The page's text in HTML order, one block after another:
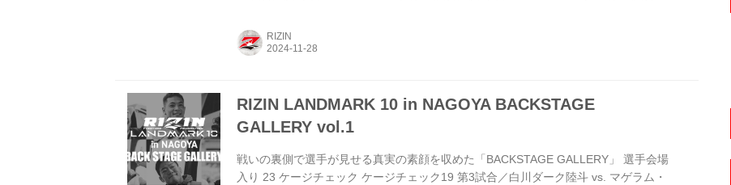
第9試合／スダリオ剛 vs. 加藤久輝7 第8試合／鈴木博昭 vs. 秋元強真 第8試合／鈴木博
昭 vs. 秋元強真7 第7試合／キム・ギョンピョ vs. 倉本大悟 第7試合／キム・ギョンピ
RIZIN
RIZIN LANDMARK 10 in NAGOYA BACKSTAGE
GALLERY vol.1
戦いの裏側で選手が見せる真実の素顔を収めた「BACKSTAGE GALLERY」 選手会場
入り 23 ケージチェック ケージチェック19 第3試合／白川ダーク陸斗 vs. マゲラム・